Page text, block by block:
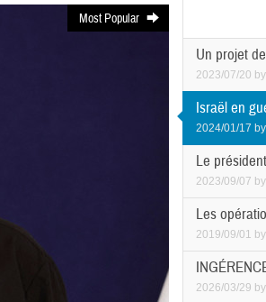
Most Popular
Un projet
2023/07/20 by
Israël en
2024/01/17
Le
2023/09/07 by
Les
2019/09/01 by
2026/03/29 by